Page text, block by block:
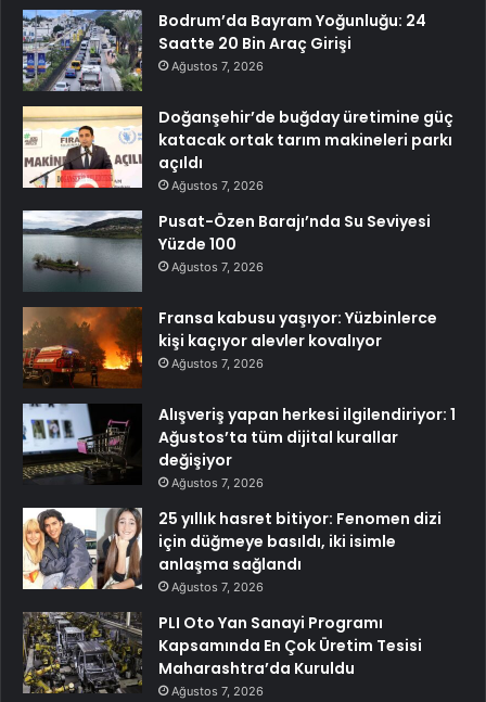
Bodrum’da Bayram Yoğunluğu: 24
Saatte 20 Bin Araç Girişi
Ağustos 7, 2026
Doğanşehir’de buğday üretimine güç
katacak ortak tarım makineleri parkı
açıldı
Ağustos 7, 2026
Pusat-Özen Barajı’nda Su Seviyesi
Yüzde 100
Ağustos 7, 2026
Fransa kabusu yaşıyor: Yüzbinlerce
kişi kaçıyor alevler kovalıyor
Ağustos 7, 2026
Alışveriş yapan herkesi ilgilendiriyor: 1
Ağustos’ta tüm dijital kurallar
değişiyor
Ağustos 7, 2026
25 yıllık hasret bitiyor: Fenomen dizi
için düğmeye basıldı, iki isimle
anlaşma sağlandı
Ağustos 7, 2026
PLI Oto Yan Sanayi Programı
Kapsamında En Çok Üretim Tesisi
Maharashtra’da Kuruldu
Ağustos 7, 2026